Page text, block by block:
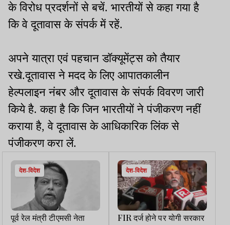
के विरोध प्रदर्शनों से बचें. भारतीयों से कहा गया है
कि वे दूतावास के संपर्क में रहें.
अपने यात्रा एवं पहचान डॉक्यूमेंट्स को तैयार
रखे.दूतावास ने मदद के लिए आपातकालीन
हेल्पलाइन नंबर और दूतावास के संपर्क विवरण जारी
किये है. कहा है कि जिन भारतीयों ने पंजीकरण नहीं
कराया है, वे दूतावास के आधिकारिक लिंक से
पंजीकरण करा लें.
देश-विदेश
पूर्व रेल मंत्री टीएमसी नेता
देश-विदेश
FIR दर्ज होने पर योगी सरकार